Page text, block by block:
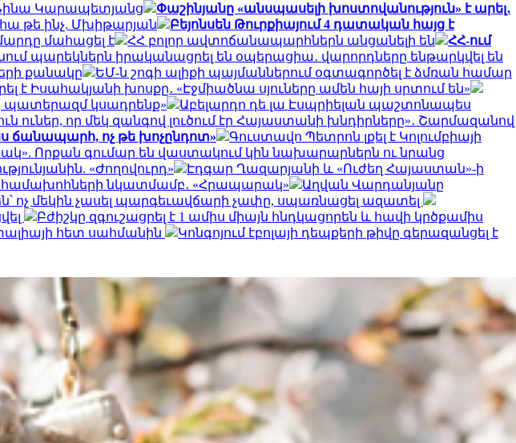
Նինա Կարապետյանց
Փաշինյանը «անսպասելի խոստովանություն» է արել․
թե ինչ. Մխիթարյան
Բեյոնսեն Թուրքիայում 4 դատական հայց է
մահացել է ՀՀ բոլոր ավտոճանապարհներն անցանելի են
ՀՀ-ում
պարեկներն իրականացրել են օպերացիա․ վարորդները ենթարկվել են
քանակը
ԵՄ-ն շոգի ալիքի պայմաններում օգտագործել է ձմռան համար
է Իսահակյանի խոսքը․ «Էջմիածնա սյուները ամեն հայի սրտում են»
պատերազմ կսադրենք»
Աբելարդո դե լա Էսպրիելան պաշտոնապես
ուներ, որ մեկ զանգով լուծում էր Հայաստանի խնդիրները»․ Շարմազանով
ճանապարհ, ոչ թե խոչընդոտ»
Գուստավո Պետրոն լքել է Կոլումբիայի
Որքան գումար են վաստակում կին նախարարներն ու նրանց
«Ժողովուրդ»
Էդգար Ղազարյանի և «Ուժեղ Հայաստան»-ի
համախոհների նկատմամբ․ «Հրապարակ»
Աղվան Վարդանյանը
ոչ մեկին չասել պարգեւավճարի չափը, սպառնացել ազատել
Բժիշկը զգուշացրել է 1 ամիս միայն հնդկացորեն և հավի կրծքամիս
հետ սահմանին
Կոնգոյում էբոլայի դեպքերի թիվը գերազանցել է